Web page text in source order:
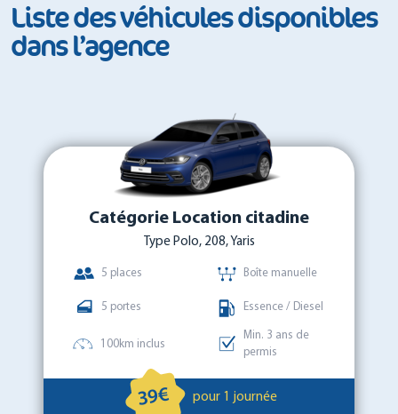
Liste des véhicules disponibles
dans l’agence
Catégorie Location citadine
Type Polo, 208, Yaris
5 places Boîte manuelle
5 portes Essence / Diesel
100km inclus
Min. 3 ans de
permis
39€ pour 1 journée